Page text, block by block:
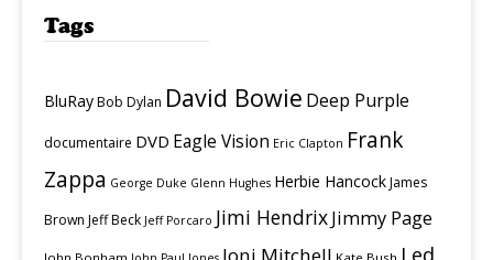
Tags
BluRayBob Dylan David Bowie Deep Purple
documentaire DVD Eagle Vision Eric Clapton Frank
Zappa George Duke Glenn Hughes Herbie HancockJames
Brown Jeff Beck Jeff Porcaro Jimi HendrixJimmy Page
Led